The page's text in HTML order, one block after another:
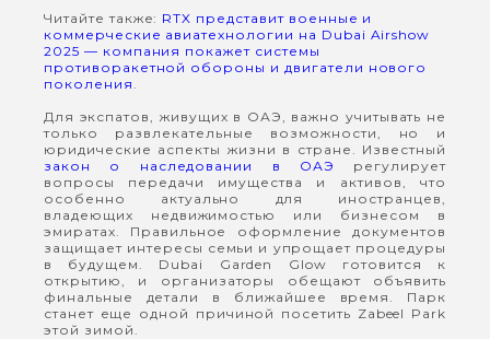
Читайте также: RTX представит военные и
коммерческие авиатехнологии на Dubai Airshow
2025 — компания покажет системы
противоракетной обороны и двигатели нового
поколения
Для экспатов, живущих в ОАЭ, важно учитывать не
только развлекательные возможности, но и
юридические аспекты жизни в стране. Известный
закон о наследовании в ОАЭ
регулирует
вопросы передачи имущества и активов, что
особенно актуально для иностранцев,
владеющих недвижимостью или бизнесом в
эмиратах. Правильное оформление документов
защищает интересы семьи и упрощает процедуры
в будущем. Dubai Garden Glow готовится к
открытию, и организаторы обещают объявить
финальные детали в ближайшее время. Парк
станет еще одной причиной посетить Zabeel Park
этой зимой.